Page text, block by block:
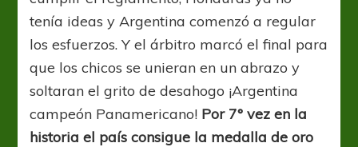
tenía ideas y Argentina comenzó a regular
los esfuerzos. Y el árbitro marcó el final para
que los chicos se unieran en un abrazo y
soltaran el grito de desahogo ¡Argentina
campeón Panamericano! Por 7° vez en la
historia el país consigue la medalla de oro